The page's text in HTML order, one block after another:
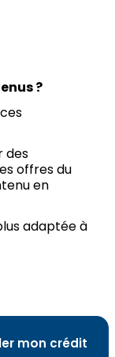
mon crédit
?
des
offres du
en
adaptée à